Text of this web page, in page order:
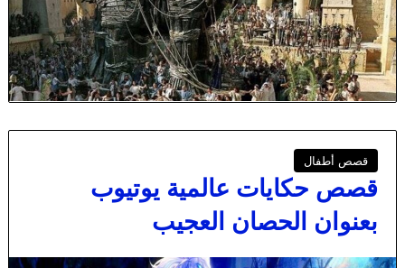
قصص أطفال
قصص حكايات عالمية يوتيوب
بعنوان الحصان العجيب